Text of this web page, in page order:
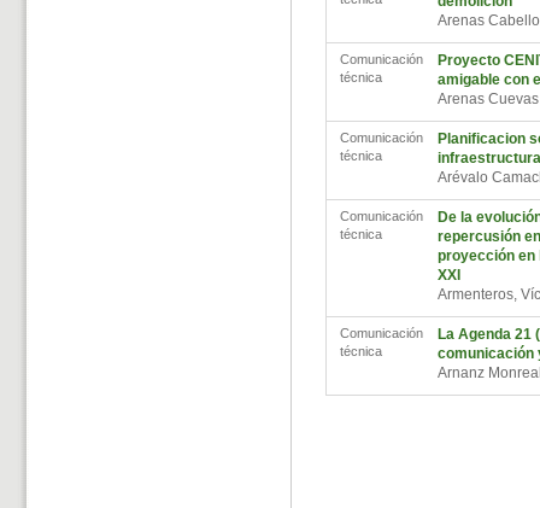
Arenas
Comunicación
técnica
Proyecto
amigable con
Arenas
Comunicación
técnica
Planificacion
Arévalo
Comunicación
técnica
De la
repercusión
proyección en
XXI
Armenteros,
Comunicación
técnica
La Agenda 21
comunicación
Arnanz